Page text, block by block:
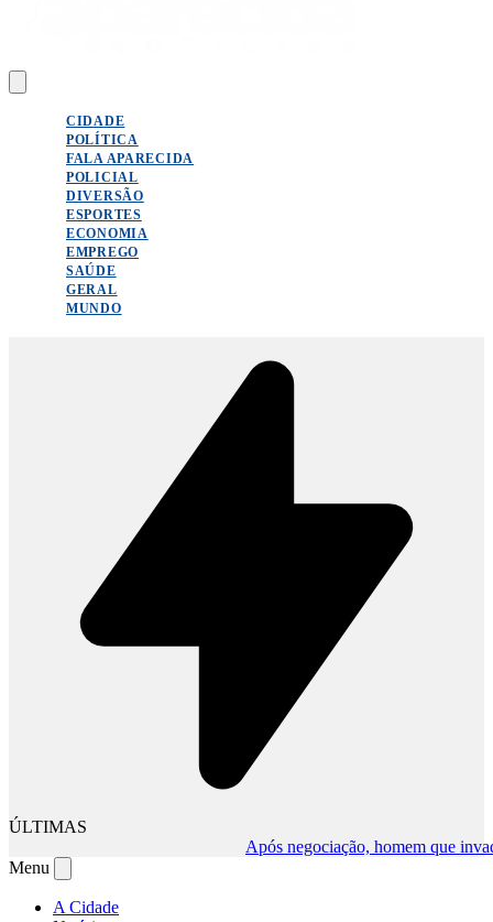
CIDADE
POLÍTICA
FALA APARECIDA
POLICIAL
DIVERSÃO
ESPORTES
ECONOMIA
EMPREGO
SAÚDE
GERAL
MUNDO
ÚLTIMAS
Após negociação, homem que invadiu
Menu
A Cidade